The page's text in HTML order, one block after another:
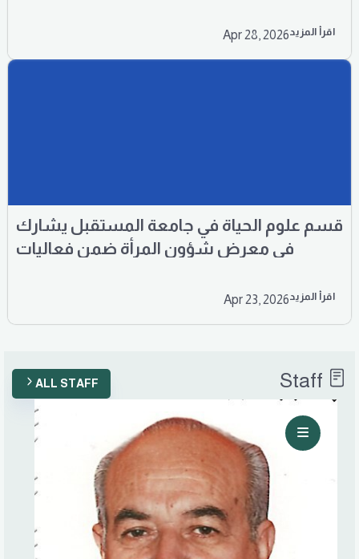
Apr 28, 2026اقرأ المزيد
قسم علوم الحياة في جامعة المستقبل يشارك
في معرض شؤون المرأة ضمن فعاليات
Apr 23, 2026اقرأ المزيد
ALL STAFF